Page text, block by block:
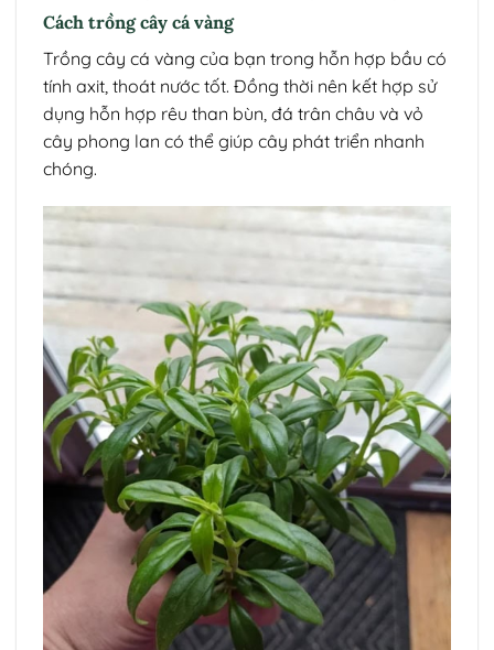
Cách trồng cây cá vàng
Trồng cây cá vàng của bạn trong hỗn hợp bầu có
tính axit, thoát nước tốt. Đồng thời nên kết hợp sử
dụng hỗn hợp rêu than bùn, đá trân châu và vỏ
cây phong lan có thể giúp cây phát triển nhanh
chóng.